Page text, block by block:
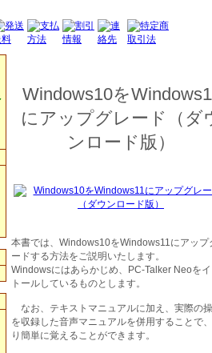
Windows10を
にアップグレード（ダ
ンロード版）
本書では、Windows10をWindows11にアップ
ードする方法をご説明いたします。
Windowsにはあらかじめ、PC-Talker Neoを
トールしているものとします。
なお、テキストマニュアルに加え、実際の
を収録した音声マニュアルを併用することで
り簡単に覚えることができます。